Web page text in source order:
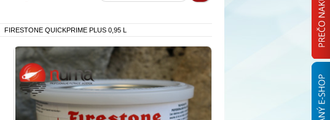
FIRESTONE QUICKPRIME PLUS 0,95 L